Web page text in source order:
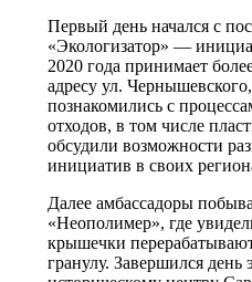
Первый день начался с
«Экологизатор» —
2020 года принимает
адресу ул.
познакомились с
отходов, в том числе
обсудили возможности
инициатив в своих
Далее амбассадоры
«Неополимер», где
крышечки
гранулу. Завершился день